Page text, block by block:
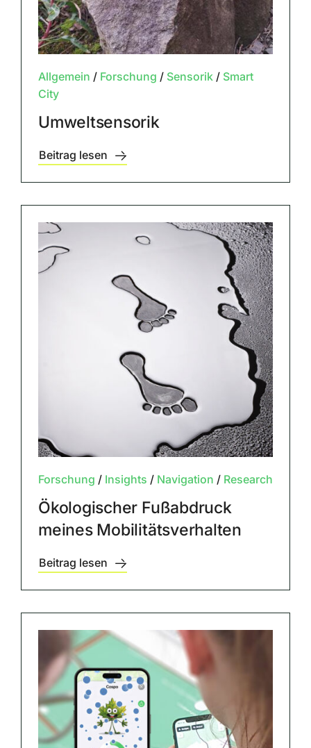
Allgemein / Forschung / Sensorik/ Smart
City
Umweltsensorik
Beitrag lesen
Forschung / Insights / Navigation / Research
Ökologischer Fußabdruck
meines Mobilitätsverhalten
Beitrag lesen